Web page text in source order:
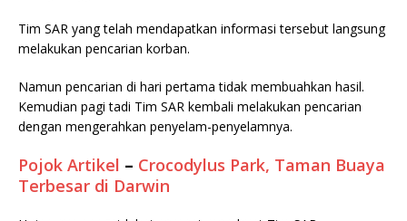
Tim SAR yang telah mendapatkan informasi tersebut langsung
melakukan pencarian korban.
Namun pencarian di hari pertama tidak membuahkan hasil.
Kemudian pagi tadi Tim SAR kembali melakukan pencarian
dengan mengerahkan penyelam-penyelamnya.
Pojok Artikel – Crocodylus Park, Taman Buaya
Terbesar di Darwin